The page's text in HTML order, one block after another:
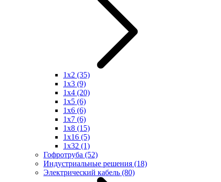
1x2 (35)
1x3 (9)
1x4 (20)
1x5 (6)
1x6 (6)
1x7 (6)
1x8 (15)
1x16 (5)
1x32 (1)
Гофротруба (52)
Индустриальные решения (18)
Электрический кабель (80)